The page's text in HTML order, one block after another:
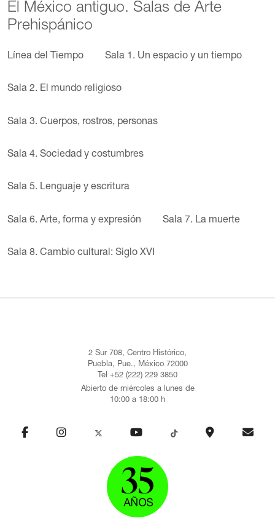
El México antiguo. Salas de Arte
Prehispánico
Línea del Tiempo Sala 1. Un espacio y un tiempo
Sala 2. El mundo religioso
Sala 3. Cuerpos, rostros, personas
Sala 4. Sociedad y costumbres
Sala 5. Lenguaje y escritura
Sala 6. Arte, forma y expresión Sala 7. La muerte
Sala 8. Cambio cultural: Siglo XVI
2 Sur 708, Centro Histórico,
Puebla, Pue., México 72000
Tel +52 (222) 229 3850
Abierto de miércoles a lunes de
10:00 a 18:00 h